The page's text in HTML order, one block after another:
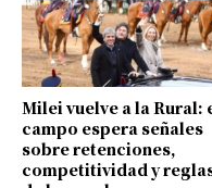
Milei vuelve a la Rural:
campo espera señales
sobre retenciones,
competitividad y